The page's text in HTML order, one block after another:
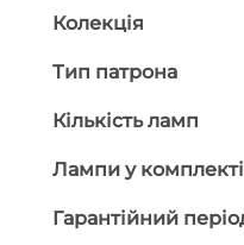
Колекція
Тип патрона
Кількість ламп
Лампи у комплекті
Гарантійний